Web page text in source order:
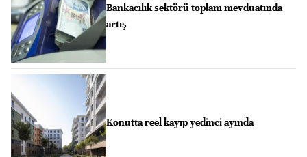
Bankacılık sektörü toplam mevduatında
artış
Konutta reel kayıp yedinci ayında